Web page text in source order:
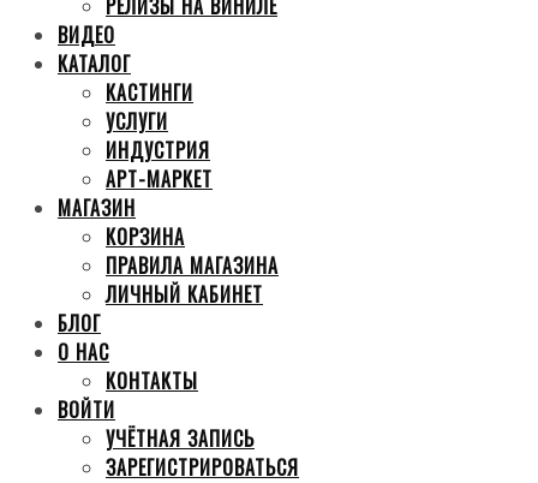
РЕЛИЗЫ НА ВИНИЛЕ
ВИДЕО
КАТАЛОГ
КАСТИНГИ
УСЛУГИ
ИНДУСТРИЯ
АРТ-МАРКЕТ
МАГАЗИН
КОРЗИНА
ПРАВИЛА МАГАЗИНА
ЛИЧНЫЙ КАБИНЕТ
БЛОГ
О НАС
КОНТАКТЫ
ВОЙТИ
УЧЁТНАЯ ЗАПИСЬ
ЗАРЕГИСТРИРОВАТЬСЯ